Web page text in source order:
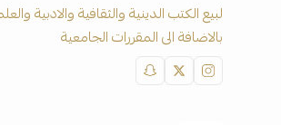
لبيع الكتب الدينية والثقافية والادبية
بالاضافة الى المقررات الجامعية